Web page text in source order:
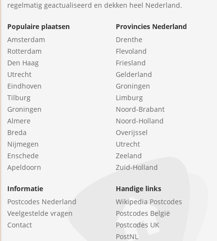
regelmatig geactualiseerd en dekken heel Nederland.
Populaire plaatsen
Amsterdam
Rotterdam
Den Haag
Utrecht
Eindhoven
Tilburg
Groningen
Almere
Breda
Nijmegen
Enschede
Apeldoorn
Provincies Nederland
Drenthe
Flevoland
Friesland
Gelderland
Groningen
Limburg
Noord-Brabant
Noord-Holland
Overijssel
Utrecht
Zeeland
Zuid-Holland
Informatie
Postcodes Nederland
Veelgestelde vragen
Contact
Handige links
Wikipedia Postcodes
Postcodes België
Postcodes UK
PostNL